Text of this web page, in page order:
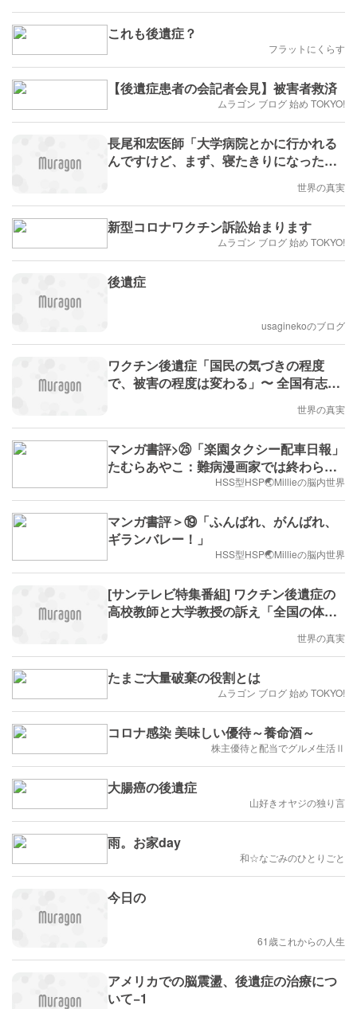
員を選ぶのは私たち
これも後遺症？
フラットにくらす
【後遺症患者の会記者会見】被害者救済
ムラゴン ブログ 始め TOKYO!
長尾和宏医師「大学病院とかに行かれる
んですけど、まず、寝たきりになったり
言われたり、或いはもういわゆる門前払
す。…大学病院の先生、公立病院の先生
に聞いたら、後遺症を見たらクビになる
んですよ。」
世界の真実
新型コロナワクチン訴訟始まります
ムラゴン ブログ 始め TOKYO!
後遺症
usaginekoのブログ
ワクチン後遺症「国民の気づきの程度
で、被害の程度は変わる」〜 全国有志医
世界の真実
マンガ書評>㉕「楽園タクシー配車日報」
たむらあやこ：難病漫画家では終わらな
HSS型HSP🌏Millieの脳内世界
マンガ書評＞⑲「ふんばれ、がんばれ、
ギランバレー！」
HSS型HSP🌏Millieの脳内世界
[サンテレビ特集番組] ワクチン後遺症の
高校教師と大学教授の訴え「全国の体調
応疑い報告制度は医師の裁量が大きく、
世界の真実
たまご大量破棄の役割とは
ムラゴン ブログ 始め TOKYO!
コロナ感染 美味しい優待～養命酒～
株主優待と配当でグルメ生活Ⅱ
大腸癌の後遺症
山好きオヤジの独り言
雨。お家day
和☆なごみのひとりごと
今日の
61歳これからの人生
アメリカでの脳震盪、後遺症の治療につ
いて−1